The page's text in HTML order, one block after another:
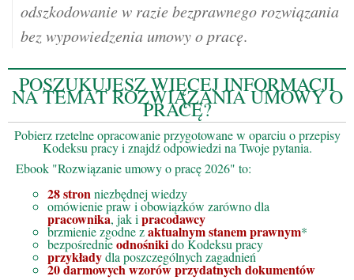
odszkodowanie w razie bezprawnego rozwiązania
bez wypowiedzenia umowy o pracę.
POSZUKUJESZ WIĘCEJ INFORMACJI
NA TEMAT ROZWIĄZANIA UMOWY O
PRACĘ?
Pobierz rzetelne opracowanie przygotowane w oparciu o przepisy
Kodeksu pracy i znajdź odpowiedzi na Twoje pytania.
Ebook "Rozwiązanie umowy o pracę 2026" to:
28 stronniezbędnej wiedzy
omówienie praw i obowiązków zarówno dla
pracownika, jak i pracodawcy
brzmienie zgodne zaktualnym stanem prawnym*
bezpośrednieodnośnikido Kodeksu pracy
przykładydla poszczególnych zagadnień
20 darmowych wzorów przydatnych dokumentów